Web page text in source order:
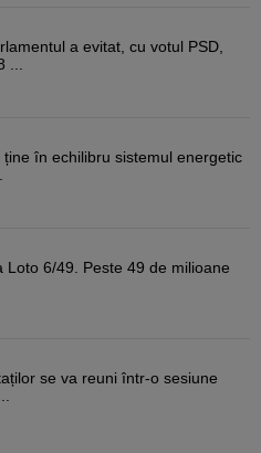
a evitat, cu votul PSD,
...
ține în echilibru sistemul energetic
Loto 6/49. Peste 49 de milioane
se va reuni într-o sesiune